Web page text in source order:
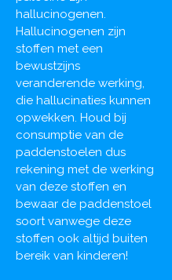
hallucinogenen.
Hallucinogenen zijn
stoffen met een
bewustzijns
veranderende werking,
die hallucinaties kunnen
opwekken. Houd bij
consumptie van de
paddenstoelen dus
rekening met de werking
van deze stoffen en
bewaar de paddenstoel
soort vanwege deze
stoffen ook altijd buiten
bereik van kinderen!